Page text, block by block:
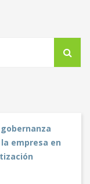
empresa en